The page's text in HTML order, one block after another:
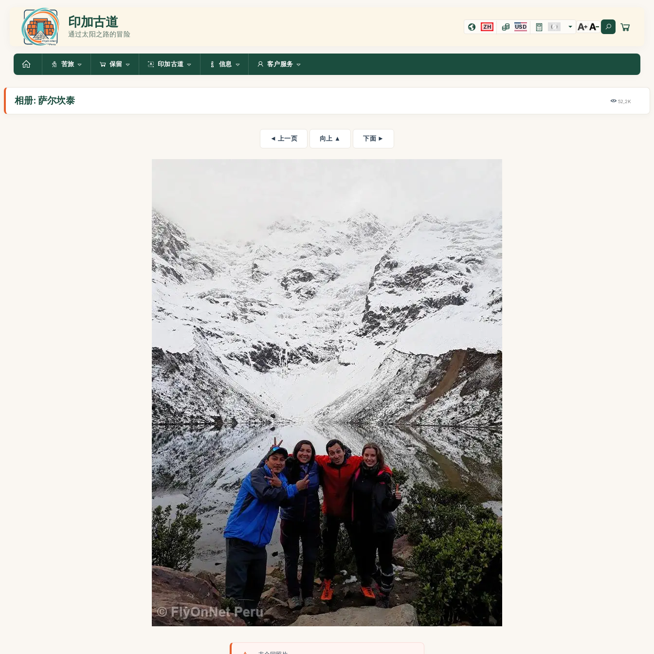
印加古道
通过太阳之路的冒险
ZH USD
苦旅 保留 印加古道 信息 客户服务
相册: 萨尔坎泰 52,2K
◄ 上一页 向上 ▲ 下面 ►